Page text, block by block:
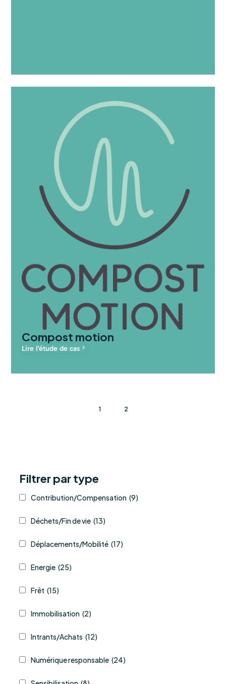
Compost motion
Lire l'étude de cas
1 2
Filtrer par type
Contribution/Compensation (9)
Déchets/Fin de vie (13)
Déplacements/Mobilité (17)
Energie (25)
Frêt (15)
Immobilisation (2)
Intrants/Achats (12)
Numérique responsable (24)